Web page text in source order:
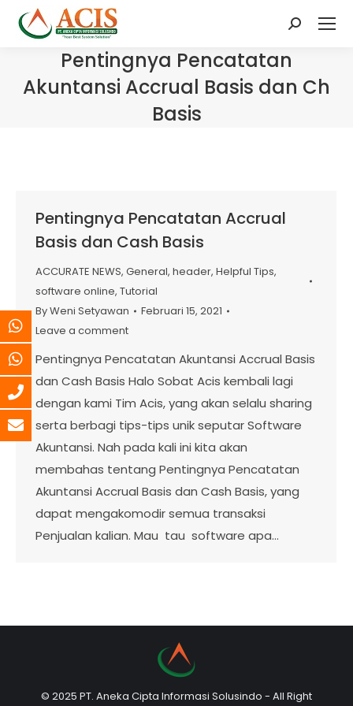
Search:
Pentingnya Pencatatan
Akuntansi Accrual Basis dan Ch
Basis
Pentingnya Pencatatan Accrual
Basis dan Cash Basis
ACCURATE NEWS, General, header, Helpful Tips,
software online, Tutorial
ByWeni Setyawan
Februari 15, 2021
Leave a comment
Pentingnya Pencatatan Akuntansi Accrual Basis
dan Cash Basis Halo Sobat Acis kembali lagi
dengan kami Tim Acis, yang akan selalu sharing
serta berbagi tips-tips unik seputar Software
Akuntansi. Nah pada kali ini kita akan
membahas tentang Pentingnya Pencatatan
Akuntansi Accrual Basis dan Cash Basis, yang
dapat mengakomodir semua transaksi
Penjualan kalian. Mau tau software apa…
© 2025 PT. Aneka Cipta Informasi Solusindo - All Right